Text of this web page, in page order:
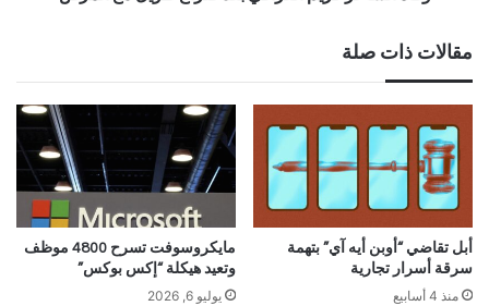
مقالات ذات صلة
أبل تقاضي “أوبن أيه آي” بتهمة
سرقة أسرار تجارية
منذ 4 أسابيع
مايكروسوفت تسرح 4800 موظف
وتعيد هيكلة “إكس بوكس”
يوليو 6, 2026